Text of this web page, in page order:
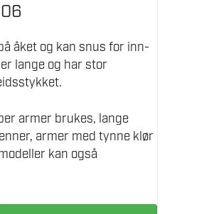
åket og kan snus for inn-
lange og har stor
armer brukes, lange
armer med tynne klør
kan også